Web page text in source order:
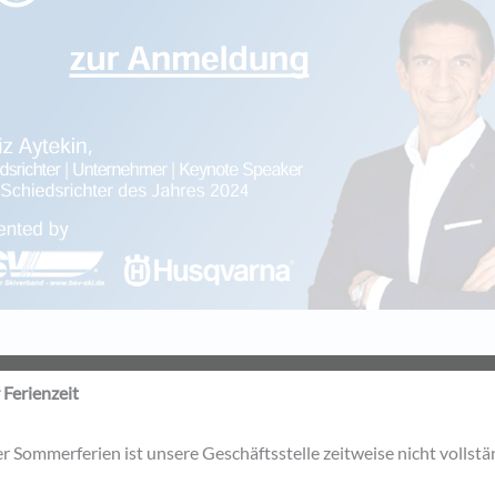
Menschlich bleiben.“, dreht sich der Vortrag von Deniz
mit Wertschätzung und viele weitere Gebiete, dieauchim
Sommerferien ist unsere Geschäftsstelle zeitweise nicht